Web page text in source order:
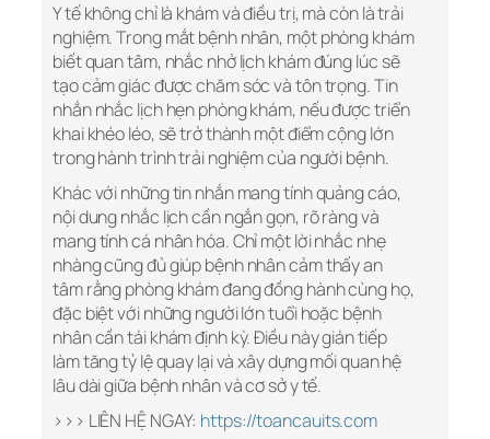
Y tế không chỉ là khám và điều trị, mà còn là trải
nghiệm. Trong mắt bệnh nhân, một phòng khám
biết quan tâm, nhắc nhở lịch khám đúng lúc sẽ
tạo cảm giác được chăm sóc và tôn trọng. Tin
nhắn nhắc lịch hẹn phòng khám, nếu được triển
khai khéo léo, sẽ trở thành một điểm cộng lớn
trong hành trình trải nghiệm của người bệnh.
Khác với những tin nhắn mang tính quảng cáo,
nội dung nhắc lịch cần ngắn gọn, rõ ràng và
mang tính cá nhân hóa. Chỉ một lời nhắc nhẹ
nhàng cũng đủ giúp bệnh nhân cảm thấy an
tâm rằng phòng khám đang đồng hành cùng họ,
đặc biệt với những người lớn tuổi hoặc bệnh
nhân cần tái khám định kỳ. Điều này gián tiếp
làm tăng tỷ lệ quay lại và xây dựng mối quan hệ
lâu dài giữa bệnh nhân và cơ sở y tế.
>>> LIÊN HỆ NGAY: https://toancauits.com